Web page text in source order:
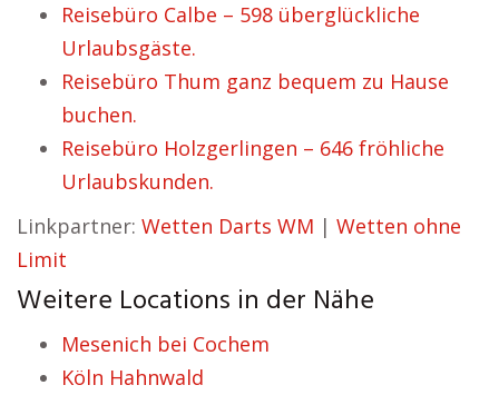
Reisebüro Calbe – 598 überglückliche
Urlaubsgäste.
Reisebüro Thum ganz bequem zu Hause
buchen.
Reisebüro Holzgerlingen – 646 fröhliche
Urlaubskunden.
Linkpartner: Wetten Darts WM | Wetten ohne
Limit
Weitere Locations in der Nähe
Mesenich bei Cochem
Köln Hahnwald